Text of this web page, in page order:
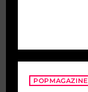
POPMAGAZINE